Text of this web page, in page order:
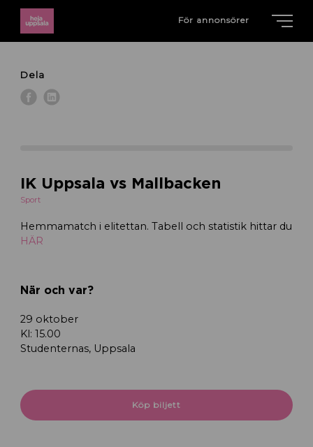
För annonsörer
Dela
IK Uppsala vs Mallbacken
Sport
Hemmamatch i elitettan. Tabell och statistik hittar du
HÄR
När och var?
29 oktober
Kl: 15.00
Studenternas, Uppsala
Köp biljett